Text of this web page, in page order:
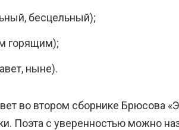
бесцельный);
горящим);
ныне).
во втором сборнике Брюсова
Поэта с уверенностью можно